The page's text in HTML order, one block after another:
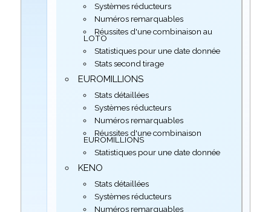
Systèmes réducteurs
Numéros remarquables
Réussites d'une combinaison au
LOTO
Statistiques pour une date donnée
Stats second tirage
EUROMILLIONS
Stats détaillées
Systèmes réducteurs
Numéros remarquables
Réussites d'une combinaison
EUROMILLIONS
Statistiques pour une date donnée
KENO
Stats détaillées
Systèmes réducteurs
Numéros remarquables